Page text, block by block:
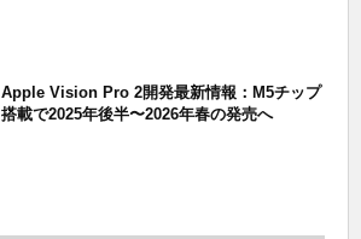
Apple Vision Pro 2開発最新情報：M5チップ
搭載で2025年後半〜2026年春の発売へ